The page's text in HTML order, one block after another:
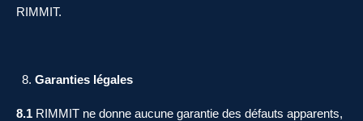
RIMMIT.
Garanties légales
8.1 RIMMIT ne donne aucune garantie des défauts apparents,